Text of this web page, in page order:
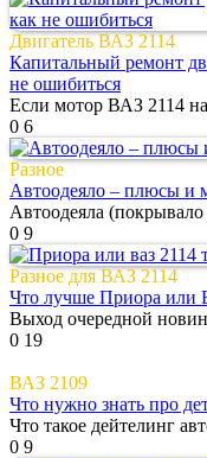
Двигатель ВАЗ 2114
Капитальный ремонт
не ошибиться
Если мотор ВАЗ 2114
0 6
Разное
Автоодеяло – плюсы и
Автоодеяла
0 9
Разное для ВАЗ 2114
Что лучше Приора или
Выход очередной
0 19
ВАЗ 2109
Что нужно знать про
Что такое дейтелинг
0 9